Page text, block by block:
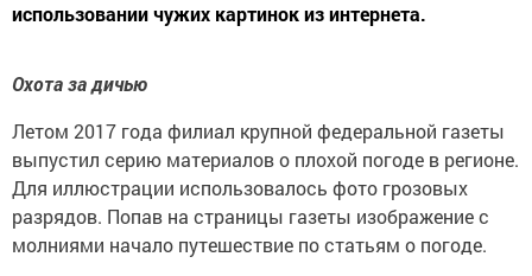
использовании чужих картинок из интернета.
Охота за дичью
Летом 2017 года филиал крупной федеральной газеты
выпустил серию материалов о плохой погоде в регионе.
Для иллюстрации использовалось фото грозовых
разрядов. Попав на страницы газеты изображение с
молниями начало путешествие по статьям о погоде.